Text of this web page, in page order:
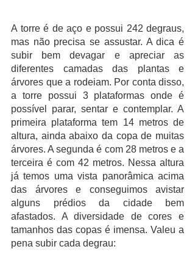
A torre é de aço e possui 242 degraus,
mas não precisa se assustar. A dica é
subir bem devagar e apreciar as
diferentes camadas das plantas e
árvores que a rodeiam. Por conta disso,
a torre possui 3 plataformas onde é
possível parar, sentar e contemplar. A
primeira plataforma tem 14 metros de
altura, ainda abaixo da copa de muitas
árvores. A segunda é com 28 metros e a
terceira é com 42 metros. Nessa altura
já temos uma vista panorâmica acima
das árvores e conseguimos avistar
alguns prédios da cidade bem
afastados. A diversidade de cores e
tamanhos das copas é imensa. Valeu a
pena subir cada degrau: